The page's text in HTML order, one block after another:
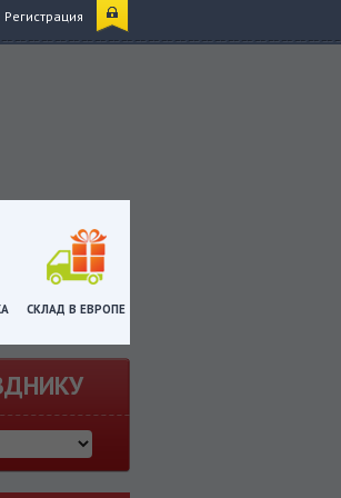
Регистрация
СКЛАД В ЕВРОПЕ